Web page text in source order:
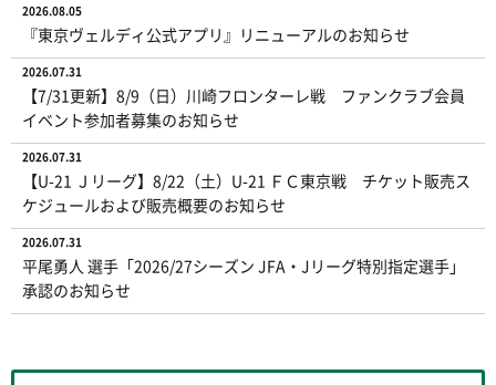
2026.08.05
『東京ヴェルディ公式アプリ』リニューアルのお知らせ
2026.07.31
【7/31更新】8/9（日）川崎フロンターレ戦 ファンクラブ会員
イベント参加者募集のお知らせ
2026.07.31
【U-21 Ｊリーグ】8/22（土）U-21 ＦＣ東京戦 チケット販売ス
ケジュールおよび販売概要のお知らせ
2026.07.31
平尾勇人 選手「2026/27シーズン JFA・Jリーグ特別指定選手」
承認のお知らせ